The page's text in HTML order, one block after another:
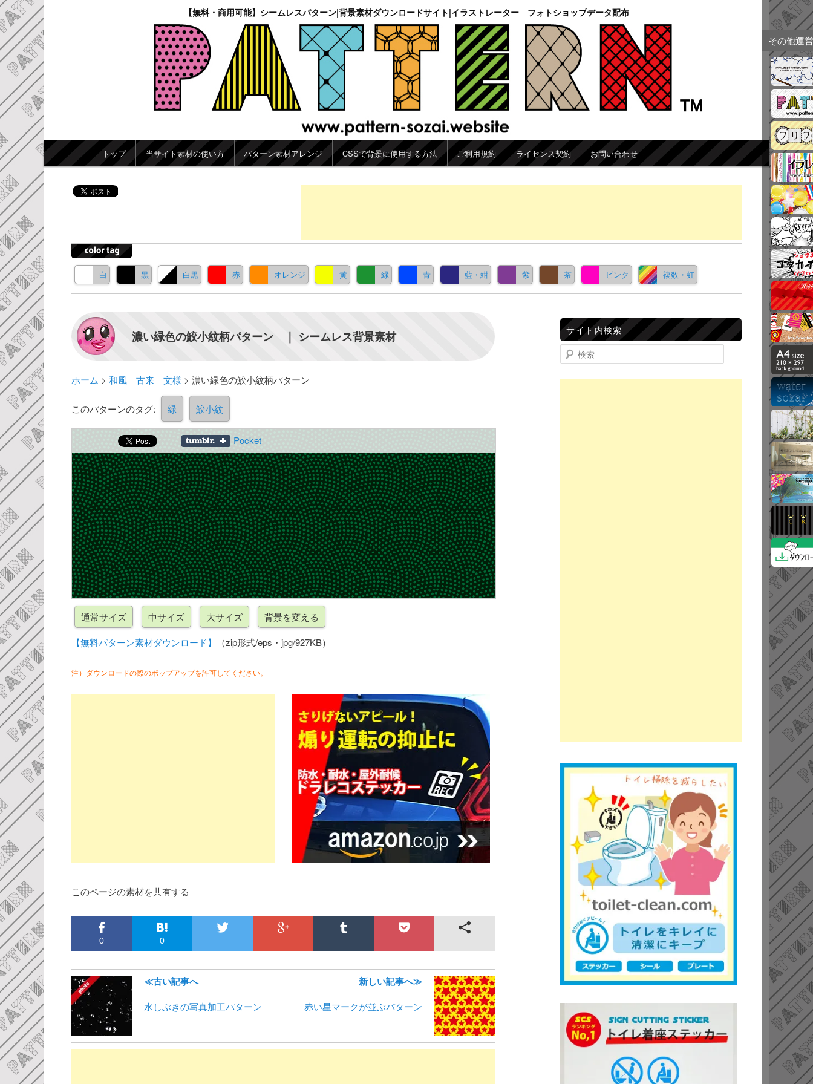
【無料・商用可能】シームレスパターン|背景素材ダウンロードサイト|イラストレーター フォトショップデータ配布
メインメニュー
メインコンテンツへ移動
サブコンテンツへ移動
トップ 当サイト素材の使い方 パターン素材アレンジ CSSで背景に使用する方法 ご利用規約 ライセンス契約 お問い合わせ
白 黒 白黒 赤 オレンジ 黄 緑 青 藍・紺 紫 茶 ピンク 複数・虹
濃い緑色の鮫小紋柄パターン ｜ シームレス背景素材
ホーム > 和風 古来 文様 > 濃い緑色の鮫小紋柄パターン
このパターンのタグ: 緑 鮫小紋
Pocket
【無料パターン素材ダウンロード】 （zip形式/eps・jpg/927KB）
注）ダウンロードの際のポップアップを許可してください。
このページの素材を共有する
0 0
≪古い記事へ
水しぶきの写真加工パターン
新しい記事へ≫
赤い星マークが並ぶパターン
サイト内検索
検索
その他運